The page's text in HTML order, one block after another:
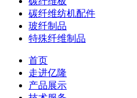
碳纤维纺机配件
玻纤制品
特殊纤维制品
首页
走进亿隆
产品展示